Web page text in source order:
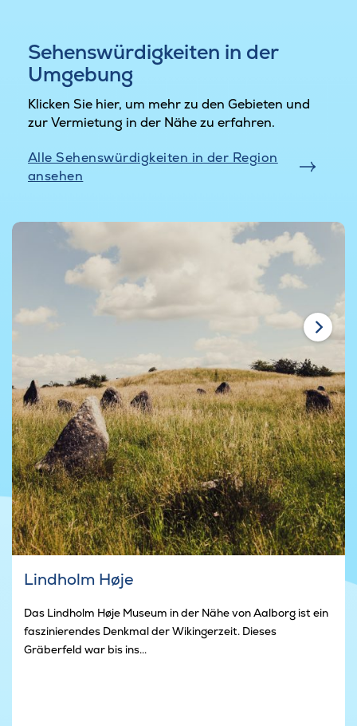
Sehenswürdigkeiten in der
Umgebung
Klicken Sie hier, um mehr zu den Gebieten und
zur Vermietung in der Nähe zu erfahren.
Alle Sehenswürdigkeiten in der Region
ansehen
Lindholm Høje
Das Lindholm Høje Museum in der Nähe von Aalborg ist ein
faszinierendes Denkmal der Wikingerzeit. Dieses
Gräberfeld war bis ins...